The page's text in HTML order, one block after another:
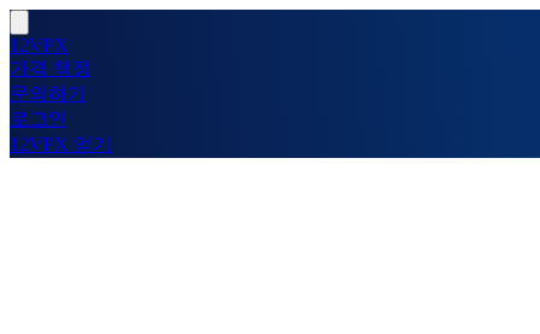
12VPX
가격 책정
문의하기
로그인
12VPX 얻기